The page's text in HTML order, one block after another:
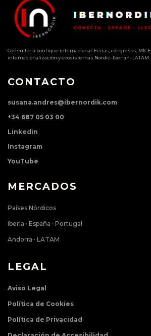
Consultoría boutique internacional. Ferias, congresos, MICE,
internacionalización y ecosistemas Nordic–Iberian–LATAM.
CONTACTO
susana.andres@ibernordik.com
+34 687 05 03 00
Linkedin
Instagram
YouTube
MERCADOS
Países Nórdicos
Iberia · España · Portugal
Andorra · LATAM
LEGAL
Aviso Legal
Política de Cookies
Política de Privacidad